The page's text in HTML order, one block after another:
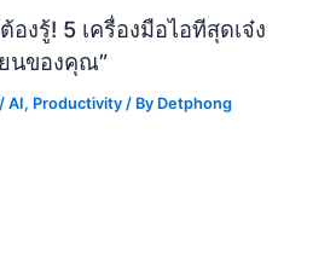
งรู้! 5 เครื่องมือไอทีสุดเจ๋ง
นของคุณ”
/AI, Productivity / By Detphong